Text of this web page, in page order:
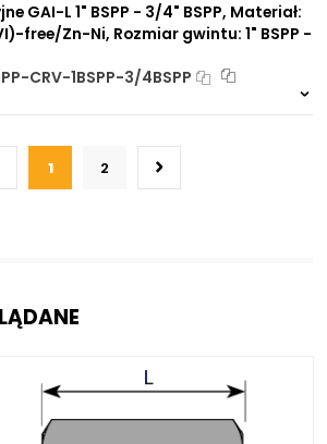
GAI-L 1" BSPP - 3/4" BSPP, Materiał:
free/Zn-Ni, Rozmiar gwintu: 1" BSPP -
CRV-1BSPP-3/4BSPP
1 2